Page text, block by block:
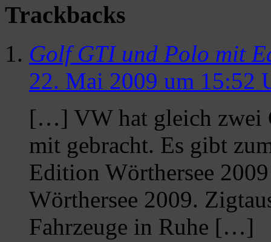
Trackbacks
Golf GTI und Polo mit
22. Mai 2009 um 15:52
[…] VW hat gleich zwei
mit gebracht. Es gibt
Edition Wörthersee
Wörthersee 2009.
Fahrzeuge in Ruhe […]